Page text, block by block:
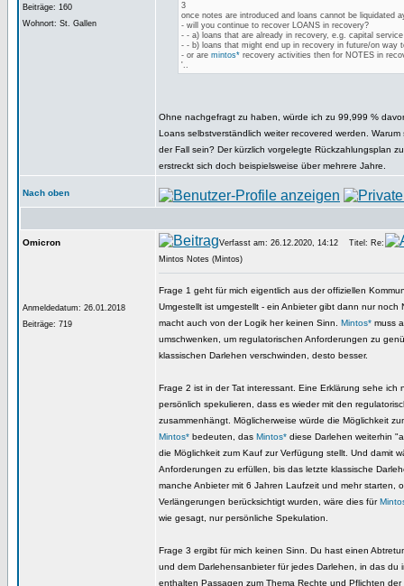
Beiträge: 160
Wohnort: St. Gallen
3
once notes are introduced and loans cannot be liquidated
- will you continue to recover LOANS in recovery?
- - a) loans that are already in recovery, e.g. capital service
- - b) loans that might end up in recovery in future/on way
- or are mintos*recovery activities then for NOTES in
'..
Ohne nachgefragt zu haben, würde ich zu 99,999 %
Loans selbstverständlich weiter recovered werden.
der Fall sein? Der kürzlich vorgelegte Rückzahlungsplan
erstreckt sich doch beispielsweise über mehrere Jahre.
Nach oben
Omicron
Anmeldedatum: 26.01.2018
Beiträge: 719
Verfasst am: 26.12.2020, 14:12
Titel: Re:
Mintos Notes (Mintos)
Frage 1 geht für mich eigentlich aus der offiziellen
Umgestellt ist umgestellt - ein Anbieter gibt dann nur noch
macht auch von der Logik her keinen Sinn. Mintos* muss
umschwenken, um regulatorischen Anforderungen zu
klassischen Darlehen verschwinden, desto besser.
Frage 2 ist in der Tat interessant. Eine Erklärung sehe ich
persönlich spekulieren, dass es wieder mit den
zusammenhängt. Möglicherweise würde die Möglichkeit
Mintos* bedeuten, das Mintos* diese Darlehen weiterhin
die Möglichkeit zum Kauf zur Verfügung stellt. Und damit
Anforderungen zu erfüllen, bis das letzte klassische
manche Anbieter mit 6 Jahren Laufzeit und mehr starten,
Verlängerungen berücksichtigt wurden, wäre dies für
wie gesagt, nur persönliche Spekulation.
Frage 3 ergibt für mich keinen Sinn. Du hast einen
und dem Darlehensanbieter für jedes Darlehen, in das du
enthalten Passagen zum Thema Rechte und Pflichten der